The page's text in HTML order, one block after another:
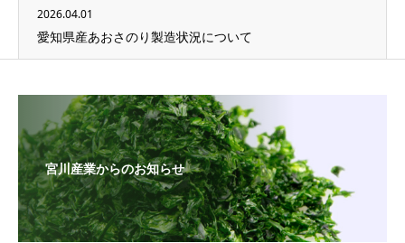
2026.04.01
愛知県産あおさのり製造状況について
宮川産業からのお知らせ